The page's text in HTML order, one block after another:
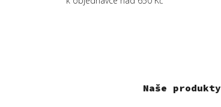
Naše produkty